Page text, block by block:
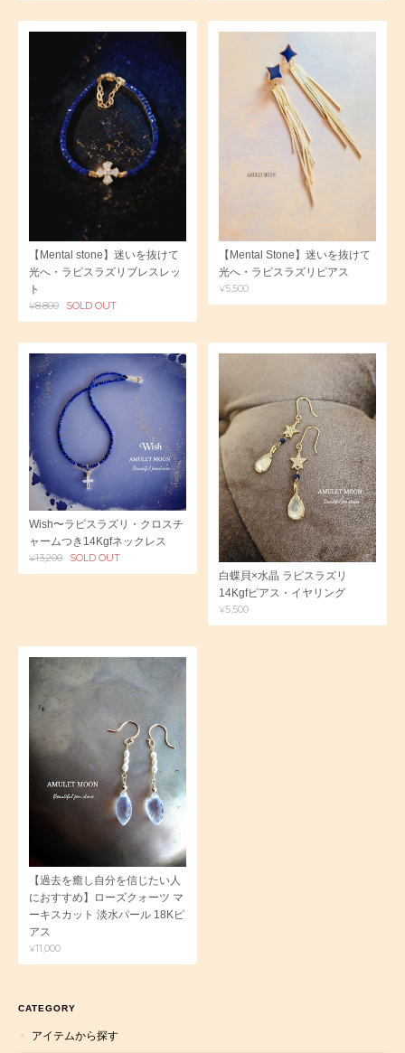
【Mental stone】迷いを抜けて
光へ・ラピスラズリブレスレッ
ト
¥8,800 SOLD OUT
【Mental Stone】迷いを抜けて
光へ・ラピスラズリピアス
¥5,500
Wish〜ラピスラズリ・クロスチ
ャームつき14Kgfネックレス
¥13,200 SOLD OUT
白蝶貝×水晶 ラピスラズリ
14Kgfピアス・イヤリング
¥5,500
【過去を癒し自分を信じたい人
におすすめ】ローズクォーツ マ
ーキスカット 淡水パール 18Kピ
アス
¥11,000
CATEGORY
アイテムから探す